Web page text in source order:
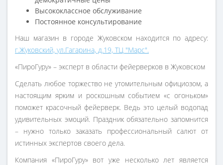
Высококлассное обслуживание
Постоянное консультирование
Наш магазин в городе Жуковском находится по адресу:
г.Жуковский, ул.Гагарина, д.19, ТЦ "Марс".
«ПироГуру» – эксперт в области фейерверков в Жуковском
Сделать любое торжество не утомительным официозом, а
настоящим ярким и роскошным событием «с огоньком»
поможет красочный фейерверк. Ведь это целый водопад
удивительных эмоций. Праздник обязательно запомнится
– нужно только заказать профессиональный салют от
истинных экспертов своего дела.
Компания «ПироГуру» вот уже несколько лет является